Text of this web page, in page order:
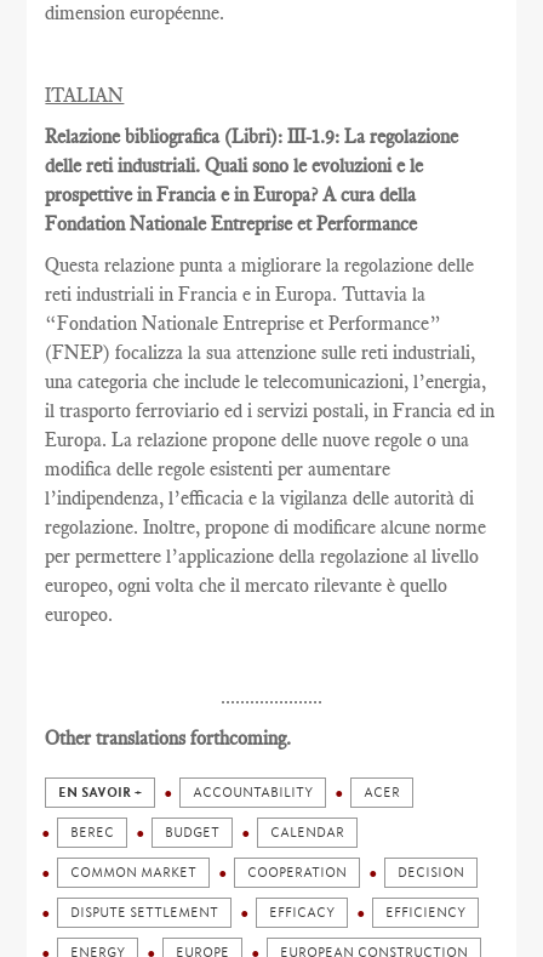
dimension européenne.
ITALIAN
Relazione bibliografica (Libri): III-1.9: La regolazione
delle reti industriali. Quali sono le evoluzioni e le
prospettive in Francia e in Europa? A cura della
Fondation Nationale Entreprise et Performance
Questa relazione punta a migliorare la regolazione delle
reti industriali in Francia e in Europa. Tuttavia la
“Fondation Nationale Entreprise et Performance”
(FNEP) focalizza la sua attenzione sulle reti industriali,
una categoria che include le telecomunicazioni, l’energia,
il trasporto ferroviario ed i servizi postali, in Francia ed in
Europa. La relazione propone delle nuove regole o una
modifica delle regole esistenti per aumentare
l’indipendenza, l’efficacia e la vigilanza delle autorità di
regolazione. Inoltre, propone di modificare alcune norme
per permettere l’applicazione della regolazione al livello
europeo, ogni volta che il mercato rilevante è quello
europeo.
.....................
Other translations forthcoming.
EN SAVOIR + ACCOUNTABILITY ACER
BEREC BUDGET CALENDAR
COMMON MARKET COOPERATION DECISION
DISPUTE SETTLEMENT EFFICACY EFFICIENCY
ENERGY EUROPE EUROPEAN CONSTRUCTION